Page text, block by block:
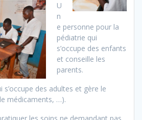
U
n
e personne pour la
pédiatrie qui
s’occupe des enfants
et conseille les
parents.
s’occupe des adultes et gère le
médicaments, …).